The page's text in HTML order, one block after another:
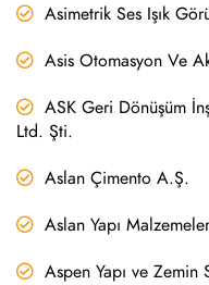
Asimetrik Ses Işık
Asis Otomasyon Ve
ASK Geri Dönüşüm
Ltd. Şti.
Aslan Çimento A.Ş.
Aslan Yapı
Aspen Yapı ve